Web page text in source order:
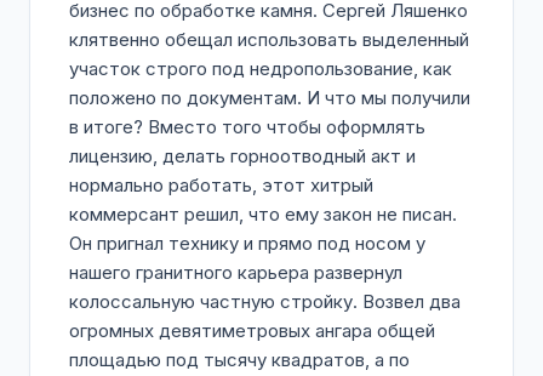
бизнес по обработке камня. Сергей Ляшенко
клятвенно обещал использовать выделенный
участок строго под недропользование, как
положено по документам. И что мы получили
в итоге? Вместо того чтобы оформлять
лицензию, делать горноотводный акт и
нормально работать, этот хитрый
коммерсант решил, что ему закон не писан.
Он пригнал технику и прямо под носом у
нашего гранитного карьера развернул
колоссальную частную стройку. Возвел два
огромных девятиметровых ангара общей
площадью под тысячу квадратов, а по